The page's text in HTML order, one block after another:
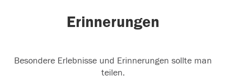
Erinnerungen
Besondere Erlebnisse und Erinnerungen sollte man
teilen.